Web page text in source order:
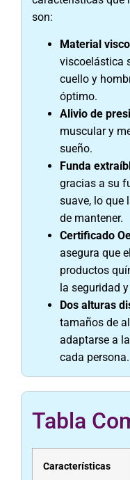
son:
Material
viscoelástica
cuello y
óptimo.
Alivio de
muscular y
sueño.
Funda
gracias a su
suave, lo que
de mantener.
Certificado
asegura que
productos
la seguridad
Dos alturas
tamaños de
adaptarse a
cada persona.
Tabla
Características